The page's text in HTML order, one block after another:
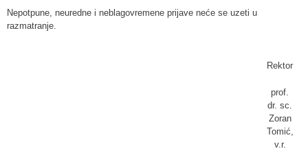
Nepotpune, neuredne i neblagovremene prijave neće se uzeti u
razmatranje.
Rektor
prof.
dr. sc.
Zoran
Tomić,
v.r.